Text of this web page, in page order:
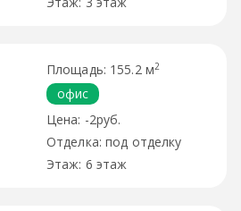
155.2 м2
офис
-2руб.
под отделку
6 этаж